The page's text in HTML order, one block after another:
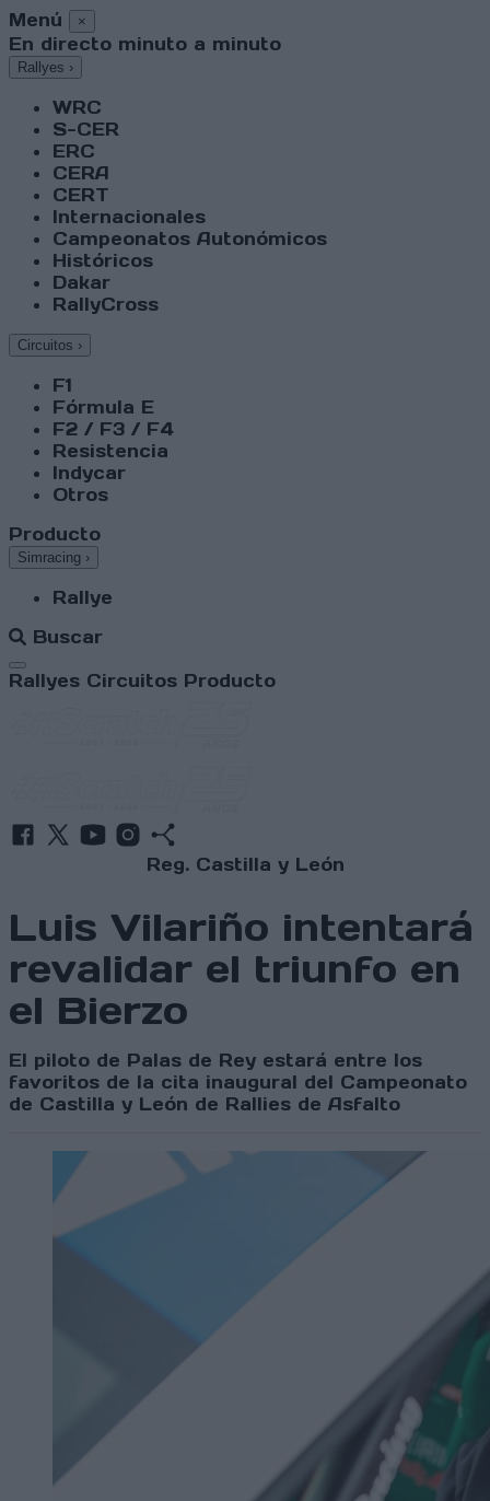
Menú ×
En directo minuto a minuto
Rallyes ›
WRC
S-CER
ERC
CERA
CERT
Internacionales
Campeonatos Autonómicos
Históricos
Dakar
RallyCross
Circuitos ›
F1
Fórmula E
F2 / F3 / F4
Resistencia
Indycar
Otros
Producto
Simracing ›
Rallye
Buscar
Abrir menú
Rallyes Circuitos Producto
Reg. Castilla y León
Luis Vilariño intentará
revalidar el triunfo en
el Bierzo
El piloto de Palas de Rey estará entre los
favoritos de la cita inaugural del Campeonato
de Castilla y León de Rallies de Asfalto